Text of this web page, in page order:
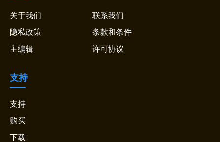
关于我们
联系我们
隐私政策
条款和条件
主编辑
许可协议
支持
支持
购买
下载